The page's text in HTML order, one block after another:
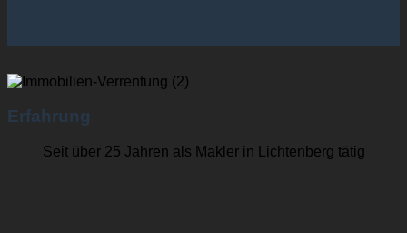
Erfahrung
Seit über 25 Jahren als Makler in Lichtenberg tätig